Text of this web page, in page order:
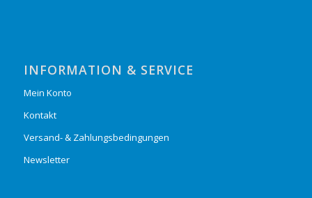
INFORMATION & SERVICE
Mein Konto
Kontakt
Versand- & Zahlungsbedingungen
Newsletter